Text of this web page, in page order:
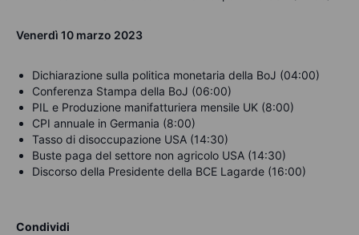
Venerdì 10 marzo 2023
Dichiarazione sulla politica monetaria della BoJ (04:00)
Conferenza Stampa della BoJ (06:00)
PIL e Produzione manifatturiera mensile UK (8:00)
CPI annuale in Germania (8:00)
Tasso di disoccupazione USA (14:30)
Buste paga del settore non agricolo USA (14:30)
Discorso della Presidente della BCE Lagarde (16:00)
Condividi